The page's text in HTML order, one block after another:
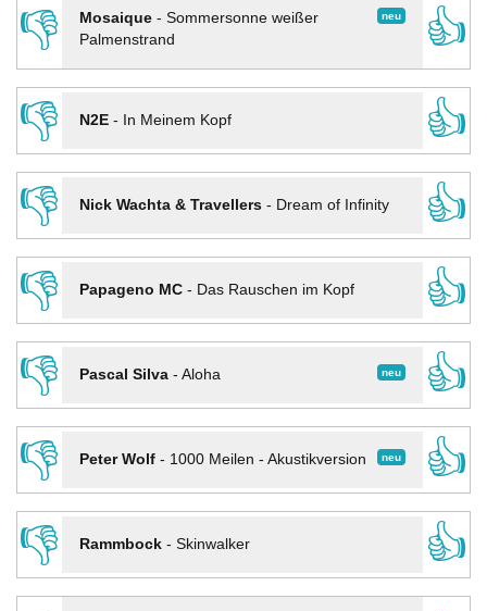
👎
neu
Mosaique- Sommersonne weißer
Palmenstrand
👍
👎
N2E- In Meinem Kopf
👍
👎
Nick Wachta & Travellers- Dream of Infinity
👍
👎
Papageno MC- Das Rauschen im Kopf
👍
👎
neu
Pascal Silva- Aloha
👍
👎
neu
Peter Wolf- 1000 Meilen - Akustikversion
👍
👎
Rammbock- Skinwalker
👍